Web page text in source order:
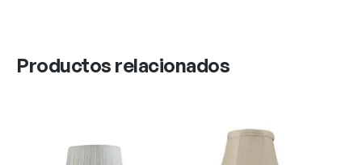
Productos relacionados